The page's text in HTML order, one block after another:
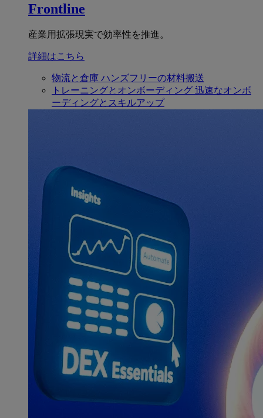
Frontline
産業用拡張現実で効率性を推進。
詳細はこちら
物流と倉庫 ハンズフリーの材料搬送
トレーニングとオンボーディング 迅速なオンボ
ーディングとスキルアップ